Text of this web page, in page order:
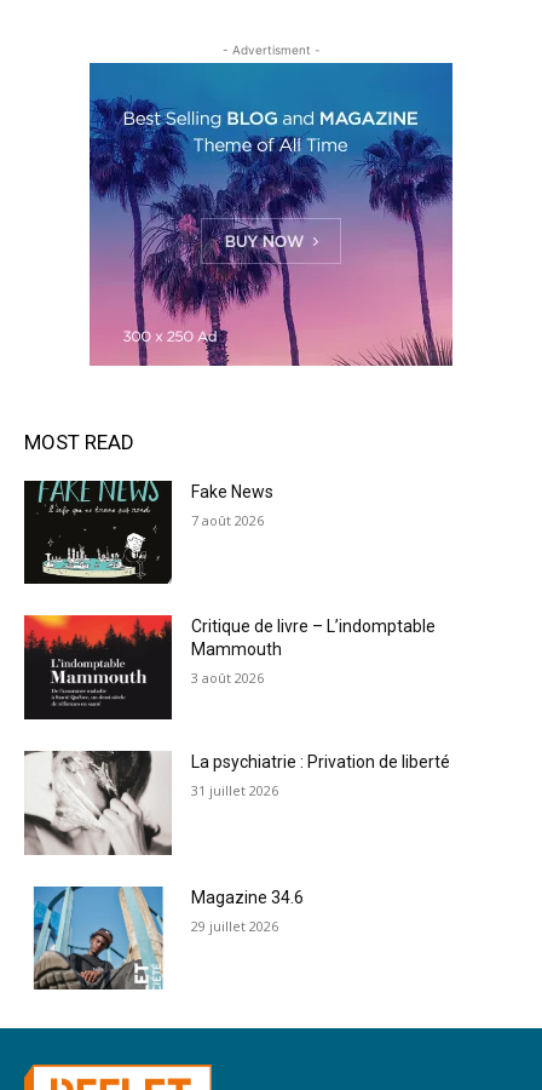
- Advertisment -
MOST READ
Fake News
7 août 2026
Critique de livre – L’indomptable
Mammouth
3 août 2026
La psychiatrie : Privation de liberté
31 juillet 2026
Magazine 34.6
29 juillet 2026